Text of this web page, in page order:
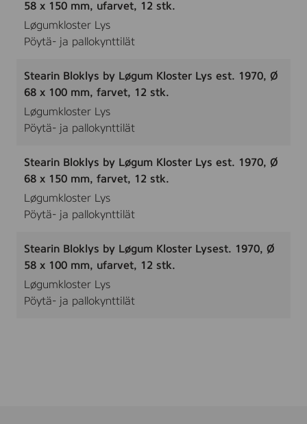
58 x 150 mm, ufarvet, 12 stk.
Løgumkloster Lys
Pöytä- ja pallokynttilät
Stearin Bloklys by Løgum Kloster Lys est. 1970, Ø
68 x 100 mm, farvet, 12 stk.
Løgumkloster Lys
Pöytä- ja pallokynttilät
Stearin Bloklys by Løgum Kloster Lys est. 1970, Ø
68 x 150 mm, farvet, 12 stk.
Løgumkloster Lys
Pöytä- ja pallokynttilät
Stearin Bloklys by Løgum Kloster Lysest. 1970, Ø
58 x 100 mm, ufarvet, 12 stk.
Løgumkloster Lys
Pöytä- ja pallokynttilät